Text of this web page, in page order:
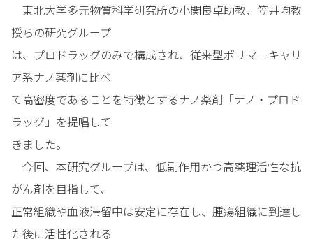
東北大学多元物質科学研究所の小関良卓助教、笠井均教
授らの研究グループ
は、プロドラッグのみで構成され、従来型ポリマーキャリ
ア系ナノ薬剤に比べ
て高密度であることを特徴とするナノ薬剤「ナノ・プロド
ラッグ」を提唱して
きました。
今回、本研究グループは、低副作用かつ高薬理活性な抗
がん剤を目指して、
正常組織や血液滞留中は安定に存在し、腫瘍組織に到達し
た後に活性化される